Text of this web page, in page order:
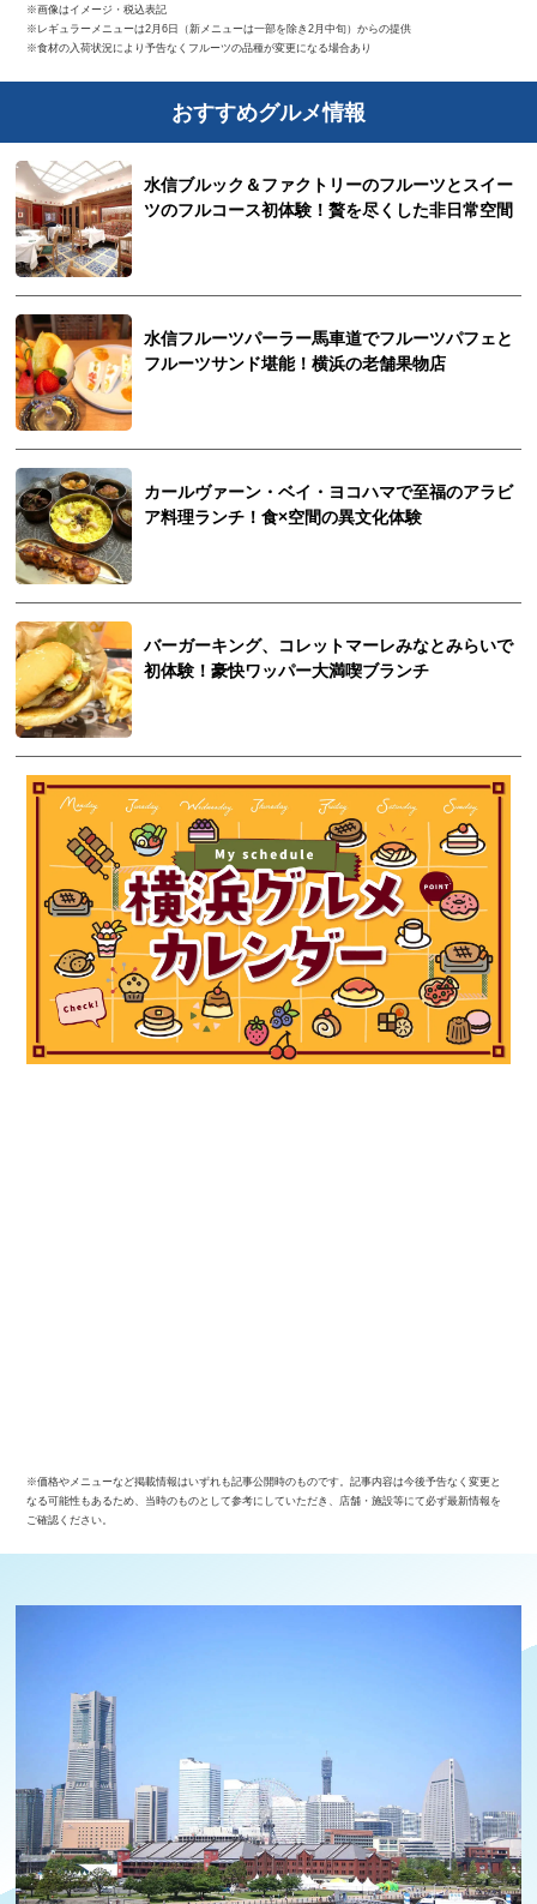
※画像はイメージ・税込表記
※レギュラーメニューは2月6日（新メニューは一部を除き2月中旬）からの提供
※食材の入荷状況により予告なくフルーツの品種が変更になる場合あり
おすすめグルメ情報
水信ブルック＆ファクトリーのフルーツとスイー
ツのフルコース初体験！贅を尽くした非日常空間
水信フルーツパーラー馬車道でフルーツパフェと
フルーツサンド堪能！横浜の老舗果物店
カールヴァーン・ベイ・ヨコハマで至福のアラビ
ア料理ランチ！食×空間の異文化体験
バーガーキング、コレットマーレみなとみらいで
初体験！豪快ワッパー大満喫ブランチ
※価格やメニューなど掲載情報はいずれも記事公開時のものです。記事内容は今後予告なく変更と
なる可能性もあるため、当時のものとして参考にしていただき、店舗・施設等にて必ず最新情報を
ご確認ください。